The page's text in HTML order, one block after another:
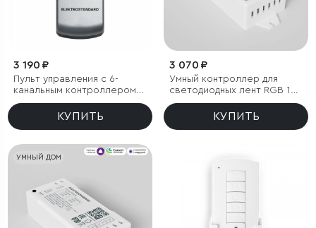
3 190 ₽
Пульт управления с 6-
канальным контроллером
(радио)
КУПИТЬ
3 070 ₽
Умный контроллер для
светодиодных лент RGB 12-
24 В
КУПИТЬ
УМНЫЙ ДОМ